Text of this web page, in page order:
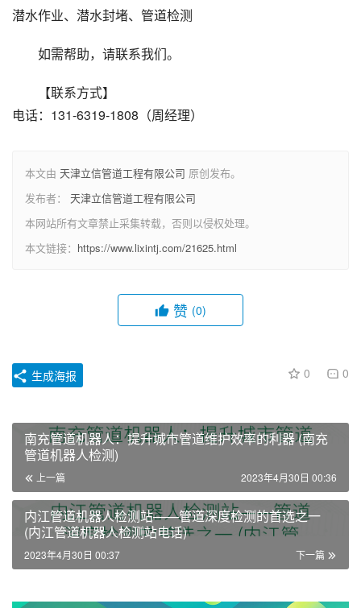
潜水作业、潜水封堵、管道检测
如需帮助，请联系我们。
【联系方式】
电话：131-6319-1808（周经理）
本文由 天津立信管道工程有限公司 原创发布。
发布者： 天津立信管道工程有限公司
本网站所有文章禁止采集转载，否则以侵权处理。
本文链接： https://www.lixintj.com/21625.html
赞 (0)
0 0
生成海报
南充管道机器人：提升城市管道维护效率的利器 (南充
管道机器人检测)
上一篇 2023年4月30日 00:36
内江管道机器人检测站——管道深度检测的首选之一
(内江管道机器人检测站电话)
下一篇
2023年4月30日 00:37